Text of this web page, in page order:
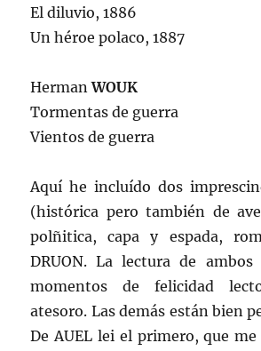
El diluvio, 1886
Un héroe polaco, 1887
HermanWOUK
Tormentas de guerra
Vientos de guerra
Aquí he incluído dos
(histórica pero también de
polñitica, capa y espada,
DRUON. La lectura de
momentos de felicidad
atesoro. Las demás están bien
De AUEL lei el primero, que